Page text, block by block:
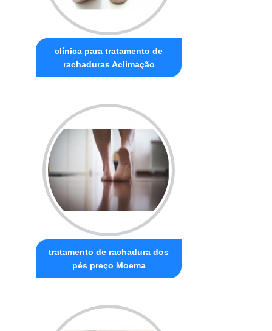
clínica para tratamento de
rachaduras Aclimação
tratamento de rachadura dos
pés preço Moema